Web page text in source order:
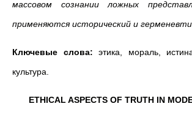
массовом сознании ложных
применяются исторический и
Ключевые слова: этика, мораль,
культура.
ETHICAL ASPECTS OF TRUTH IN